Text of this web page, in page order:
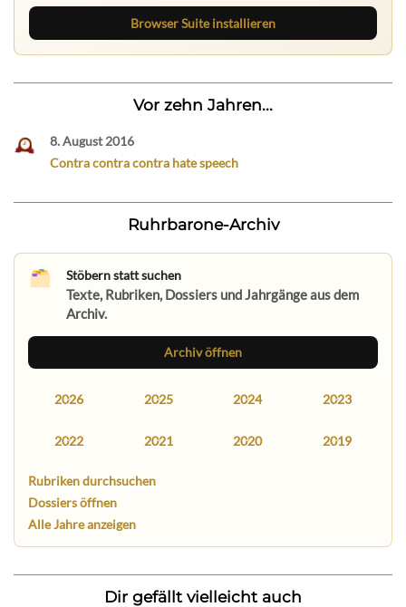
Browser Suite installieren
Vor zehn Jahren...
8. August 2016
Contra contra contra hate speech
Ruhrbarone-Archiv
Stöbern statt suchen
Texte, Rubriken, Dossiers und Jahrgänge aus dem
Archiv.
Archiv öffnen
2026 2025 2024 2023
2022 2021 2020 2019
Rubriken durchsuchen
Dossiers öffnen
Alle Jahre anzeigen
Dir gefällt vielleicht auch